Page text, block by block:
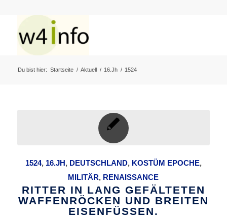
Du bist hier: Startseite / Aktuell / 16.Jh / 1524
1524, 16.JH, DEUTSCHLAND, KOSTÜM EPOCHE,
MILITÄR, RENAISSANCE
RITTER IN LANG GEFÄLTETEN
WAFFENRÖCKEN UND BREITEN
EISENFÜSSEN.